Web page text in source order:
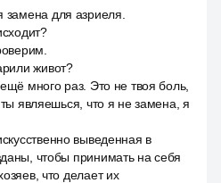
замена для азриеля.
живот?
много раз. Это не твоя боль,
являешься, что я не замена, я
выведенная в
чтобы принимать на себя
что делает их